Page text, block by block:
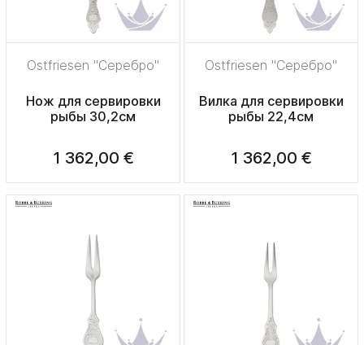
Ostfriesen "Серебро"
Нож для сервировки
рыбы 30,2см
1 362,00 €
Ostfriesen "Серебро"
Вилка для сервировки
рыбы 22,4см
1 362,00 €